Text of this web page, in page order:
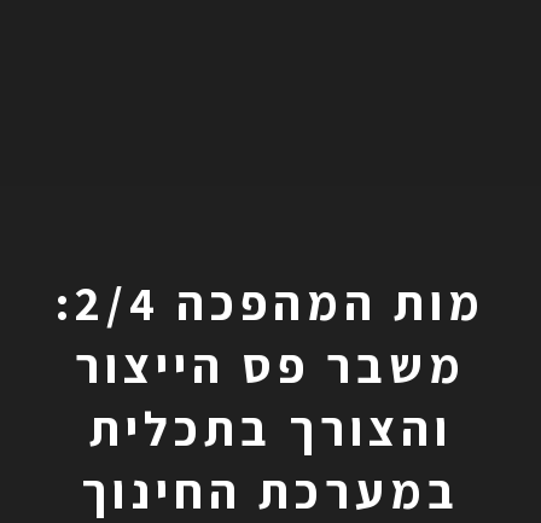
מות המהפכה 2/4:
משבר פס הייצור
והצורך בתכלית
במערכת החינוך